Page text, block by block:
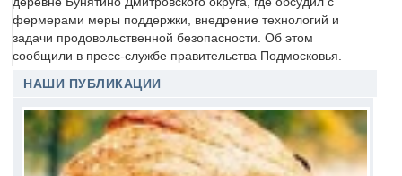
фермерами меры поддержки, внедрение технологий и
задачи продовольственной безопасности. Об этом
сообщили в пресс-службе правительства Подмосковья.
НАШИ ПУБЛИКАЦИИ